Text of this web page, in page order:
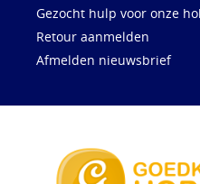
Gezocht hulp voor onze
Retour aanmelden
Afmelden nieuwsbrief